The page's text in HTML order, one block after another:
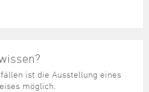
ist die Ausstellung eines
möglich.